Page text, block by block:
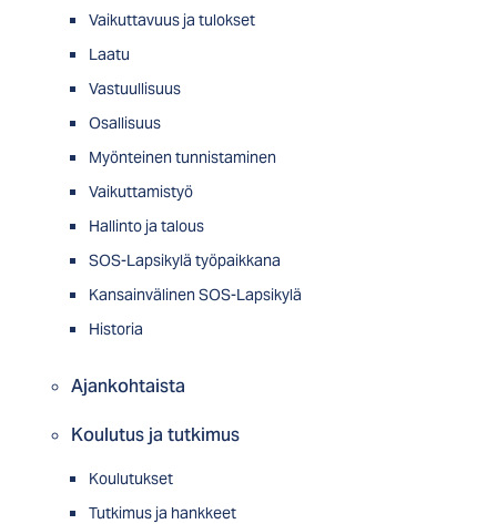
Vaikuttavuus ja tulokset
Laatu
Vastuullisuus
Osallisuus
Myön­tei­nen tun­nis­ta­minen
Vaikuttamistyö
Hallinto ja talous
SOS-Lapsikylä työpaikkana
Kansainvälinen SOS-Lapsikylä
Historia
Ajankohtaista
Koulutus ja tutkimus
Koulutukset
Tutkimus ja hankkeet